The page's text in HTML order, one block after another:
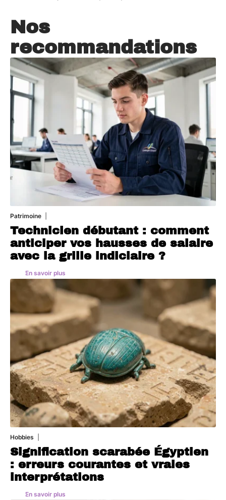
Nos
recommandations
Patrimoine
Technicien débutant : comment
anticiper vos hausses de salaire
avec la grille indiciaire ?
En savoir plus
Hobbies
Signification scarabée Égyptien
: erreurs courantes et vraies
interprétations
En savoir plus